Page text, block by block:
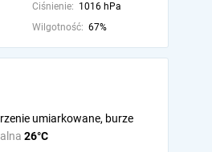
Ciśnienie: 1016 hPa
Wilgotność: 67%
26°C
umiarkowane, burze